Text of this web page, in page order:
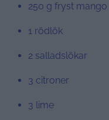
250 g fryst mango
1 rödlök
2 salladslökar
3 citroner
3 lime